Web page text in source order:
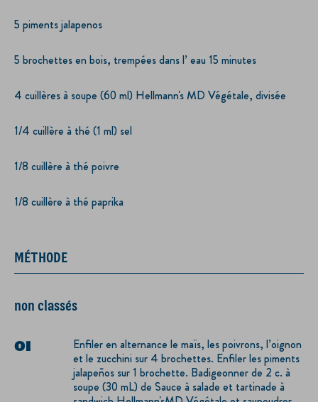
5 piments jalapenos
5 brochettes en bois, trempées dans l’ eau 15 minutes
4 cuillères à soupe (60 ml) Hellmann's MD Végétale, divisée
1/4 cuillère à thé (1 ml) sel
1/8 cuillère à thé poivre
1/8 cuillère à thé paprika
MÉTHODE
non classés
Enfiler en alternance le maïs, les poivrons, l’oignon
et le zucchini sur 4 brochettes. Enfiler les piments
jalapeños sur 1 brochette. Badigeonner de 2 c. à
soupe (30 mL) de Sauce à salade et tartinade à